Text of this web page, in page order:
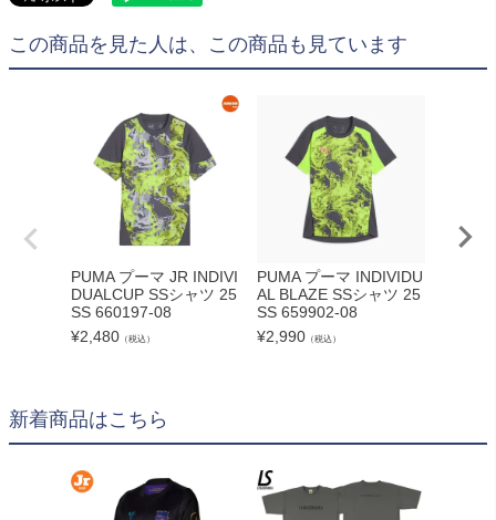
この商品を見た人は、この商品も見ています
PUMA プーマ JR INDIVI
DUALCUP SSシャツ 25
SS 660197-08
¥2,480 （税込）
PUMA プーマ INDIVIDU
AL BLAZE SSシャツ 25
SS 659902-08
¥2,990 （税込）
新着商品はこちら